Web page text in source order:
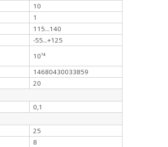
10
1
115...140
-55...+125
10¹⁴
14680430033859
20
0,1
25
8